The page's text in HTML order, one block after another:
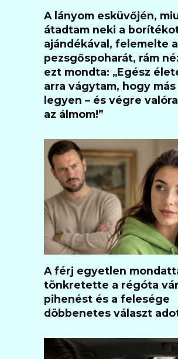
A lányom esküvőjén,
átadtam neki a
ajándékával, felemelte a
pezsgőspoharát, rám
ezt mondta: „Egész
arra vágytam, hogy más
legyen – és végre
az álmom!”
A férj egyetlen
tönkretette a régóta
pihenést és a felesége
döbbenetes választ